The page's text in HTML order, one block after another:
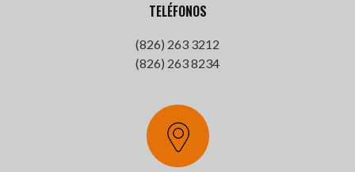
TELÉFONOS
(826) 263 3212
(826) 263 8234